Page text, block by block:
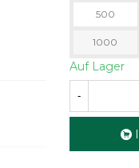
500
1000
Auf Lager
-